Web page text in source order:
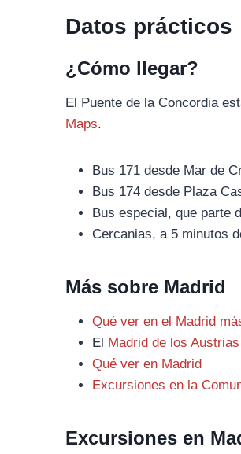
Datos prácticos
¿Cómo llegar?
El Puente de la Concordia
Maps.
Bus 171 desde Mar de
Bus 174 desde Plaza
Bus especial, que parte
Cercanias, a 5 minutos
Más sobre Madrid
Qué ver en el Madrid
El Madrid de los Austrias
Qué ver en Madrid
Excursiones en la
Excursiones en